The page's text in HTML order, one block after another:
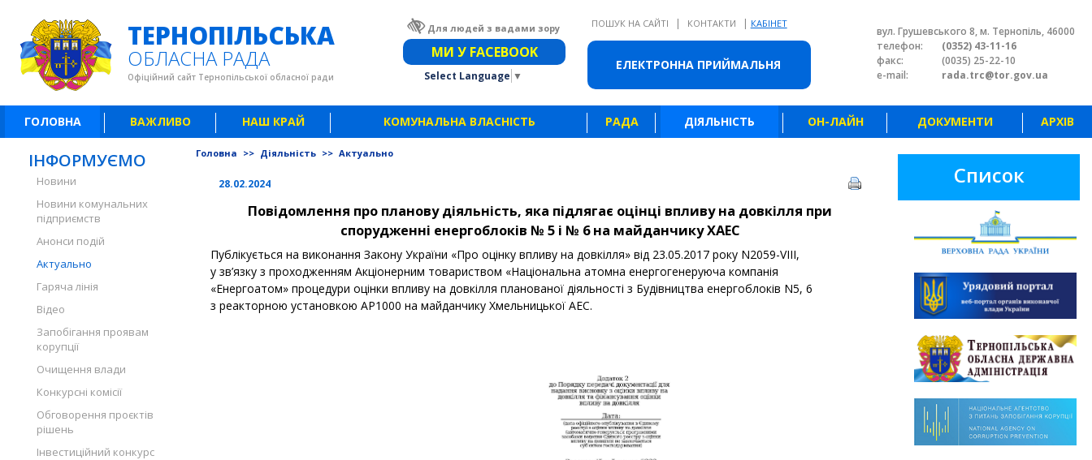
ЕЛЕКТРОННА ПРИЙМАЛЬНЯ
ТЕРНОПІЛЬСЬКА
ОБЛАСНА РАДА
Офіційний сайт Тернопільської обласної ради
Для людей з вадами зору Звичайна версія сайту
МИ У FACEBOOK
Select Language ▼
ПОШУК НА САЙТІ | КОНТАКТИ | КАБІНЕТ
вул. Грушевського 8, м. Тернопіль, 46000
телефон:
(0352) 43-11-16
факс:
(0035) 25-22-10
e-mail:
rada.trc@tor.gov.ua
ГОЛОВНА ВАЖЛИВО НАШ КРАЙ КОМУНАЛЬНА ВЛАСНІСТЬ РАДА ДІЯЛЬНІСТЬ ОН-ЛАЙН ДОКУМЕНТИ АРХІВ
ІНФОРМУЄМО
Новини
Новини комунальних
підприємств
Анонси подій
Актуально
Гаряча лінія
Відео
Запобігання проявам
корупції
Очищення влади
Конкурсні комісії
Обговорення проєктів
рішень
Інвестиційний конкурс
Головна >> Діяльність >> Актуально
28.02.2024
Повідомлення про планову діяльність, яка підлягає оцінці впливу на довкілля при
спорудженні енергоблоків № 5 і № 6 на майданчику ХАЕС
Публікується на виконання Закону України «Про оцінку впливу на довкілля» від 23.05.2017 року N2059-VIII,
у зв’язку з проходженням Акціонерним товариством «Національна атомна енергогенеруюча компанія
«Енергоатом» процедури оцінки впливу на довкілля планованої діяльності з Будівництва енергоблоків N5, 6
з реакторною установкою АР1000 на майданчику Хмельницької АЕС.
Список